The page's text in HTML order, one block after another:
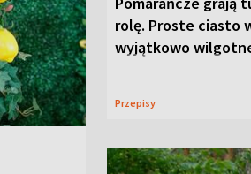
rolę. Proste ciasto
wyjątkowo
Przepisy